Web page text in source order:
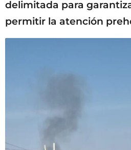
delimitada para
permitir la atención